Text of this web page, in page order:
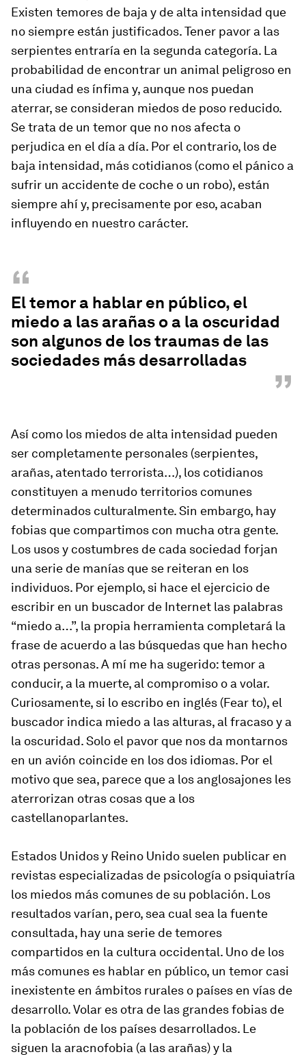
Existen temores de baja y de alta intensidad que
no siempre están justificados. Tener pavor a las
serpientes entraría en la segunda categoría. La
probabilidad de encontrar un animal peligroso en
una ciudad es ínfima y, aunque nos puedan
aterrar, se consideran miedos de poso reducido.
Se trata de un temor que no nos afecta o
perjudica en el día a día. Por el contrario, los de
baja intensidad, más cotidianos (como el pánico a
sufrir un accidente de coche o un robo), están
siempre ahí y, precisamente por eso, acaban
influyendo en nuestro carácter.
“
El temor a hablar en público, el
miedo a las arañas o a la oscuridad
son algunos de los traumas de las
sociedades más desarrolladas
”
Así como los miedos de alta intensidad pueden
ser completamente personales (serpientes,
arañas, atentado terrorista…), los cotidianos
constituyen a menudo territorios comunes
determinados culturalmente. Sin embargo, hay
fobias que compartimos con mucha otra gente.
Los usos y costumbres de cada sociedad forjan
una serie de manías que se reiteran en los
individuos. Por ejemplo, si hace el ejercicio de
escribir en un buscador de Internet las palabras
“miedo a…”, la propia herramienta completará la
frase de acuerdo a las búsquedas que han hecho
otras personas. A mí me ha sugerido: temor a
conducir, a la muerte, al compromiso o a volar.
Curiosamente, si lo escribo en inglés (Fear to), el
buscador indica miedo a las alturas, al fracaso y a
la oscuridad. Solo el pavor que nos da montarnos
en un avión coincide en los dos idiomas. Por el
motivo que sea, parece que a los anglosajones les
aterrorizan otras cosas que a los
castellanoparlantes.
Estados Unidos y Reino Unido suelen publicar en
revistas especializadas de psicología o psiquiatría
los miedos más comunes de su población. Los
resultados varían, pero, sea cual sea la fuente
consultada, hay una serie de temores
compartidos en la cultura occidental. Uno de los
más comunes es hablar en público, un temor casi
inexistente en ámbitos rurales o países en vías de
desarrollo. Volar es otra de las grandes fobias de
la población de los países desarrollados. Le
siguen la aracnofobia (a las arañas) y la